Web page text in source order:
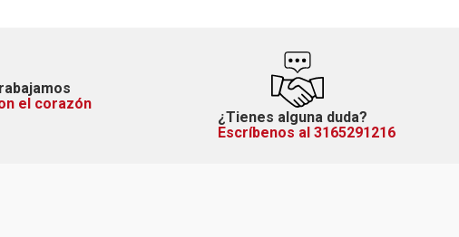
el corazón
¿Tienes alguna duda?
Escríbenos al 3165291216